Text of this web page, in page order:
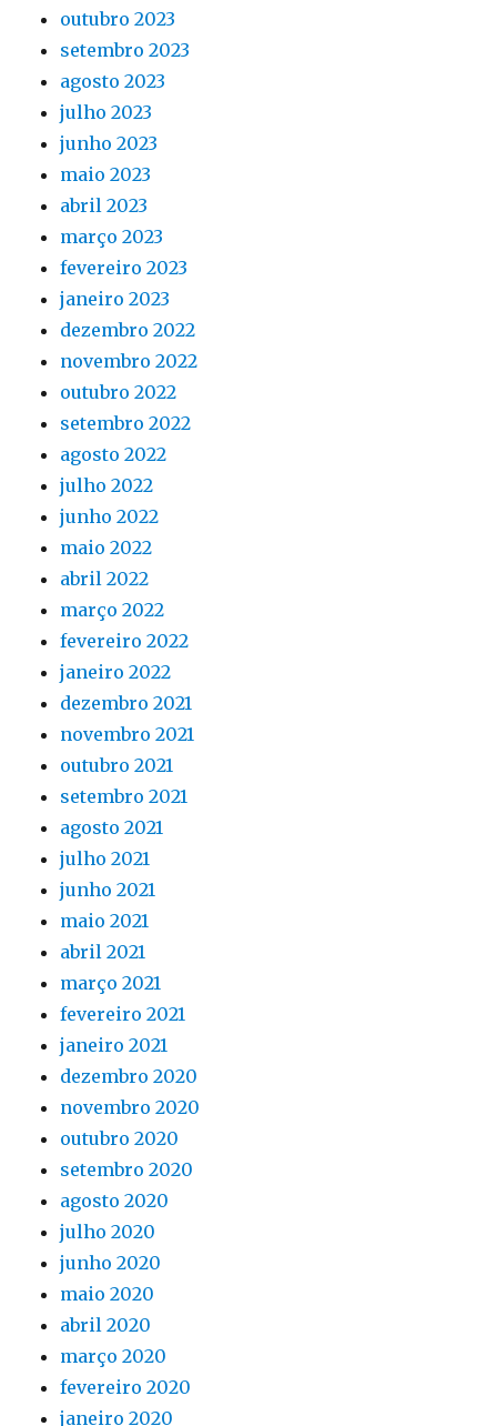
outubro 2023
setembro 2023
agosto 2023
julho 2023
junho 2023
maio 2023
abril 2023
março 2023
fevereiro 2023
janeiro 2023
dezembro 2022
novembro 2022
outubro 2022
setembro 2022
agosto 2022
julho 2022
junho 2022
maio 2022
abril 2022
março 2022
fevereiro 2022
janeiro 2022
dezembro 2021
novembro 2021
outubro 2021
setembro 2021
agosto 2021
julho 2021
junho 2021
maio 2021
abril 2021
março 2021
fevereiro 2021
janeiro 2021
dezembro 2020
novembro 2020
outubro 2020
setembro 2020
agosto 2020
julho 2020
junho 2020
maio 2020
abril 2020
março 2020
fevereiro 2020
janeiro 2020